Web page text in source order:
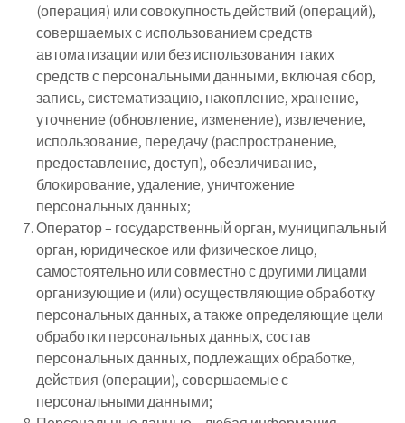
(операция) или совокупность действий (операций),
совершаемых с использованием средств
автоматизации или без использования таких
средств с персональными данными, включая сбор,
запись, систематизацию, накопление, хранение,
уточнение (обновление, изменение), извлечение,
использование, передачу (распространение,
предоставление, доступ), обезличивание,
блокирование, удаление, уничтожение
персональных данных;
Оператор – государственный орган, муниципальный
орган, юридическое или физическое лицо,
самостоятельно или совместно с другими лицами
организующие и (или) осуществляющие обработку
персональных данных, а также определяющие цели
обработки персональных данных, состав
персональных данных, подлежащих обработке,
действия (операции), совершаемые с
персональными данными;